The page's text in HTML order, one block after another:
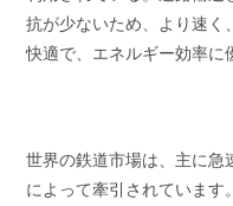
抗が少ないため、より速く
快適で、エネルギー効率に
世界の鉄道市場は、主に
によって牽引されていま